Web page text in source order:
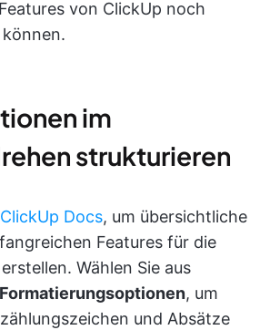
von ClickUp noch
im
strukturieren
ClickUp Docs, um übersichtliche
Features für die
Wählen Sie aus
, um
und Absätze